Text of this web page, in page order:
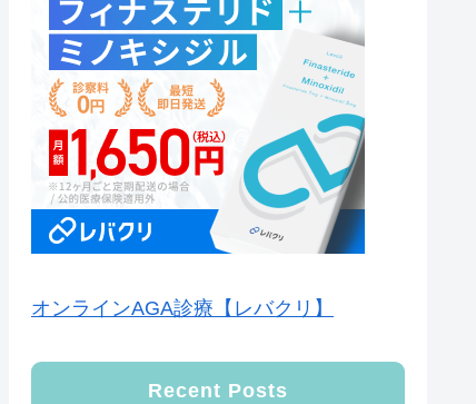
オンラインAGA診療【レバクリ】
Recent Posts